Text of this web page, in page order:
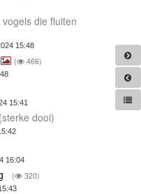
die fluiten
15:48
( 466)
15:41
dooi)
16:04
( 320)